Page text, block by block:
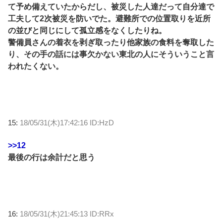
て予め備えていたからだし、被災した人達だって自分達で
工夫して2次被災を防いでた。避難所での位置取りを近所
の並びと同じにして孤立感をなくしたりね。
警備員さんの着衣を剥ぎ取ったり他家族の食料を奪取した
り、その手の話には事欠かない東北の人にそういうこと言
われたくない。
15: 18/05/31(木)17:42:16 ID:HzD
>>12
最後の行は余計だと思う
16: 18/05/31(木)21:45:13 ID:RRx